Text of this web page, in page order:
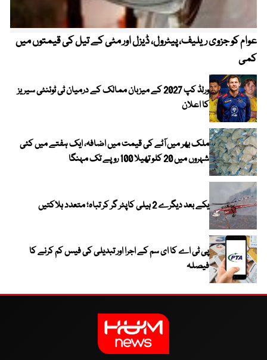
عوام کو جزوی ریلیف، پیٹرول، ڈیزل اور مٹی کے تیل کی قیمتوں میں
کمی
ورلڈ کپ 2027 کے میزبان ممالک کے درمیان ٹی ٹوئنٹی سیریز
کا اعلان
ملک بھر میں آٹے کی قیمت میں اضافہ، ایک ہفتے میں کئی
شہروں میں 20 کلو تھیلا 100 روپے تک مہنگا
یکے بعد دیگرے 2 ہیلی کاپٹر گر کر تباہ؛ متعدد ہلاکتیں
پی ٹی اے کا ای سم کے اجرا اور تبدیلی کی فیس کم کرنے کا
فیصلہ